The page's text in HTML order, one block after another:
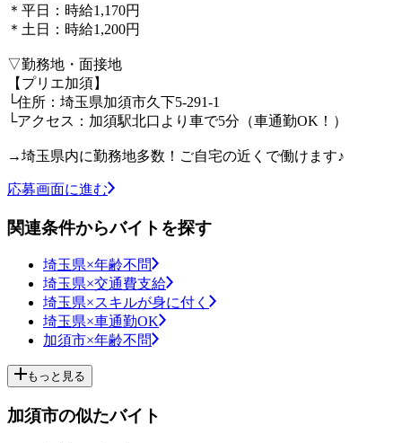
＊平日：時給1,170円
＊土日：時給1,200円
▽勤務地・面接地
【プリエ加須】
└住所：埼玉県加須市久下5-291-1
└アクセス：加須駅北口より車で5分（車通勤OK！）
→埼玉県内に勤務地多数！ご自宅の近くで働けます♪
応募画面に進む
関連条件からバイトを探す
埼玉県×年齢不問
埼玉県×交通費支給
埼玉県×スキルが身に付く
埼玉県×車通勤OK
加須市×年齢不問
もっと見る
加須市の似たバイト